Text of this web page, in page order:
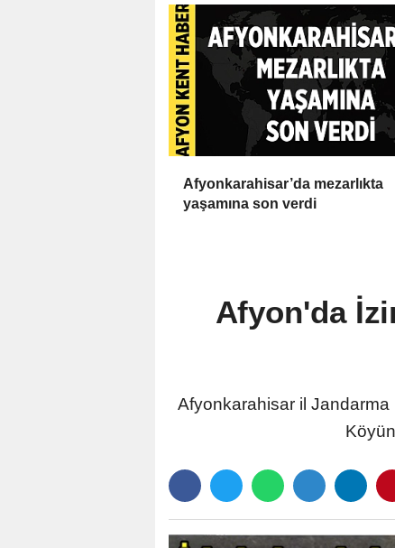
Afyonkarahisar’da mezarlıkta
yaşamına son verdi
Afyon'da
Afyonkarahisar il Jandarma